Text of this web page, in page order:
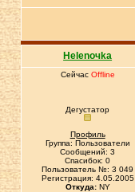
Helenoчka
Сейчас Offline
Дегустатор
Профиль
Группа: Пользователи
Сообщений: 3
Спасибок: 0
Пользователь №: 3 049
Регистрация: 4.05.2005
Откуда:NY